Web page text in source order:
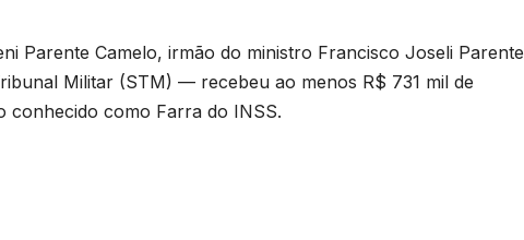
Parente Camelo, irmão do ministro Francisco Joseli Parente
Militar (STM) — recebeu ao menos R$ 731 mil de
conhecido como Farra do INSS.